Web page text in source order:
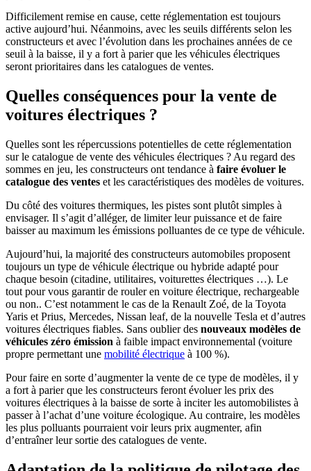
Difficilement remise en cause, cette réglementation est toujours
active aujourd’hui. Néanmoins, avec les seuils différents selon les
constructeurs et avec l’évolution dans les prochaines années de ce
seuil à la baisse, il y a fort à parier que les véhicules électriques
seront prioritaires dans les catalogues de ventes.
Quelles conséquences pour la vente de
voitures électriques ?
Quelles sont les répercussions potentielles de cette réglementation
sur le catalogue de vente des véhicules électriques ? Au regard des
sommes en jeu, les constructeurs ont tendance à faire évoluer le
catalogue des ventes et les caractéristiques des modèles de voitures.
Du côté des voitures thermiques, les pistes sont plutôt simples à
envisager. Il s’agit d’alléger, de limiter leur puissance et de faire
baisser au maximum les émissions polluantes de ce type de véhicule.
Aujourd’hui, la majorité des constructeurs automobiles proposent
toujours un type de véhicule électrique ou hybride adapté pour
chaque besoin (citadine, utilitaires, voiturettes électriques …). Le
tout pour vous garantir de rouler en voiture électrique, rechargeable
ou non.. C’est notamment le cas de la Renault Zoé, de la Toyota
Yaris et Prius, Mercedes, Nissan leaf, de la nouvelle Tesla et d’autres
voitures électriques fiables. Sans oublier des nouveaux modèles de
véhicules zéro émission à faible impact environnemental (voiture
propre permettant une mobilité électrique à 100 %).
Pour faire en sorte d’augmenter la vente de ce type de modèles, il y
a fort à parier que les constructeurs feront évoluer les prix des
voitures électriques à la baisse de sorte à inciter les automobilistes à
passer à l’achat d’une voiture écologique. Au contraire, les modèles
les plus polluants pourraient voir leurs prix augmenter, afin
d’entraîner leur sortie des catalogues de vente.